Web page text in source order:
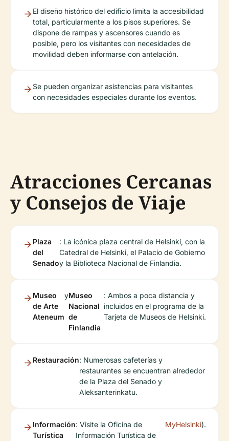
El diseño histórico del edificio limita la accesibilidad
total, particularmente a los pisos superiores. Se
dispone de rampas y ascensores cuando es
posible, pero los visitantes con necesidades de
movilidad deben informarse con antelación.
Se pueden organizar asistencias para visitantes
con necesidades especiales durante los eventos.
Atracciones Cercanas
y Consejos de Viaje
Plaza
del
Senado
: La icónica plaza central de Helsinki, con la
Catedral de Helsinki, el Palacio de Gobierno
y la Biblioteca Nacional de Finlandia.
Museo
de Arte
Ateneum
yMuseo
Nacional
de
Finlandia
: Ambos a poca distancia y
incluidos en el programa de la
Tarjeta de Museos de Helsinki.
Restauración: Numerosas cafeterías y
restaurantes se encuentran alrededor
de la Plaza del Senado y
Aleksanterinkatu.
Información
Turística
: Visite la Oficina de
Información Turística de
MyHelsinki).